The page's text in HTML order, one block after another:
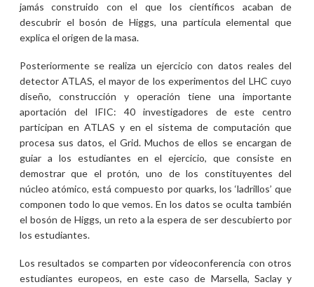
jamás construido con el que los científicos acaban de
descubrir el bosón de Higgs, una partícula elemental que
explica el origen de la masa.
Posteriormente se realiza un ejercicio con datos reales del
detector ATLAS, el mayor de los experimentos del LHC cuyo
diseño, construcción y operación tiene una importante
aportación del IFIC: 40 investigadores de este centro
participan en ATLAS y en el sistema de computación que
procesa sus datos, el Grid. Muchos de ellos se encargan de
guiar a los estudiantes en el ejercicio, que consiste en
demostrar que el protón, uno de los constituyentes del
núcleo atómico, está compuesto por quarks, los ‘ladrillos’ que
componen todo lo que vemos. En los datos se oculta también
el bosón de Higgs, un reto a la espera de ser descubierto por
los estudiantes.
Los resultados se comparten por videoconferencia con otros
estudiantes europeos, en este caso de Marsella, Saclay y